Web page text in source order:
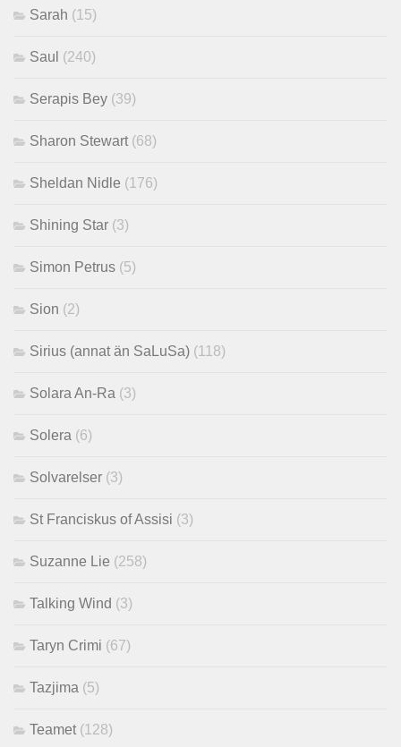
Sarah (15)
Saul (240)
Serapis Bey (39)
Sharon Stewart (68)
Sheldan Nidle (176)
Shining Star (3)
Simon Petrus (5)
Sion (2)
Sirius (annat än SaLuSa) (118)
Solara An-Ra (3)
Solera (6)
Solvarelser (3)
St Franciskus of Assisi (3)
Suzanne Lie (258)
Talking Wind (3)
Taryn Crimi (67)
Tazjima (5)
Teamet (128)